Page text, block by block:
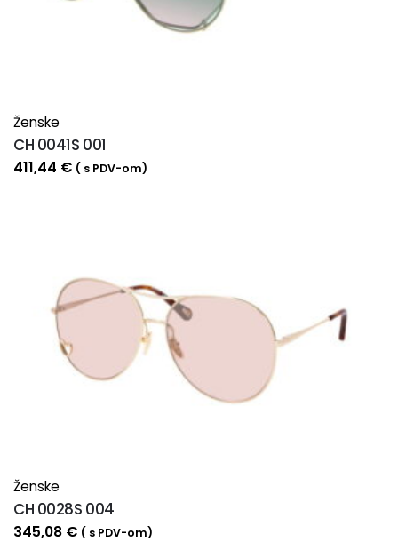
Ženske
CH 0041S 001
411,44 € ( s PDV-om)
Ženske
CH 0028S 004
345,08 € ( s PDV-om)